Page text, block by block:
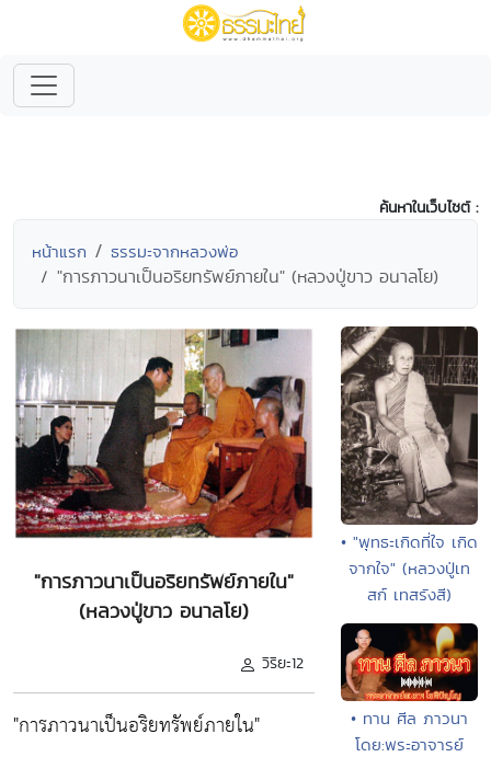
ค้นหาในเว็บไซต์ :
หน้าแรก ธรรมะจากหลวงพ่อ
"การภาวนาเป็นอริยทรัพย์ภายใน" (หลวงปู่ขาว อนาลโย)
"การภาวนาเป็นอริยทรัพย์ภายใน"
(หลวงปู่ขาว อนาลโย)
วิริยะ12
"การภาวนาเป็นอริยทรัพย์ภายใน"
• "พุทธะเกิดที่ใจ เกิด
จากใจ" (หลวงปู่เท
สก์ เทสรังสี)
• ทาน ศีล ภาวนา
โดย:พระอาจารย์